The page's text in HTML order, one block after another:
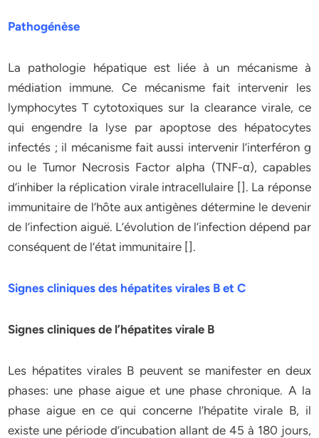
Pathogénèse
La pathologie hépatique est liée à un mécanisme à
médiation immune. Ce mécanisme fait intervenir les
lymphocytes T cytotoxiques sur la clearance virale, ce
qui engendre la lyse par apoptose des hépatocytes
infectés ; il mécanisme fait aussi intervenir l’interféron g
ou le Tumor Necrosis Factor alpha (TNF-α), capables
d’inhiber la réplication virale intracellulaire []. La réponse
immunitaire de l’hôte aux antigènes détermine le devenir
de l’infection aiguë. L’évolution de l’infection dépend par
conséquent de l’état immunitaire [].
Signes cliniques des hépatites virales B et C
Signes cliniques de l’hépatites virale B
Les hépatites virales B peuvent se manifester en deux
phases: une phase aigue et une phase chronique. A la
phase aigue en ce qui concerne l’hépatite virale B, il
existe une période d’incubation allant de 45 à 180 jours,